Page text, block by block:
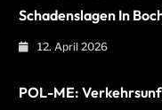
Schadenslagen In
12. April 2026
POL-ME: